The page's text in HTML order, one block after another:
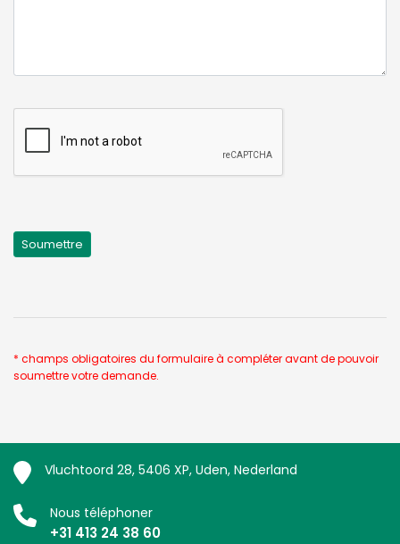
* champs obligatoires du formulaire à compléter avant de pouvoir
soumettre votre demande.
Vluchtoord 28, 5406 XP, Uden, Nederland
Nous téléphoner
+31 413 24 38 60